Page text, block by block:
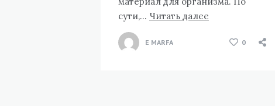
сути,… Читать далее
E MARFA 0